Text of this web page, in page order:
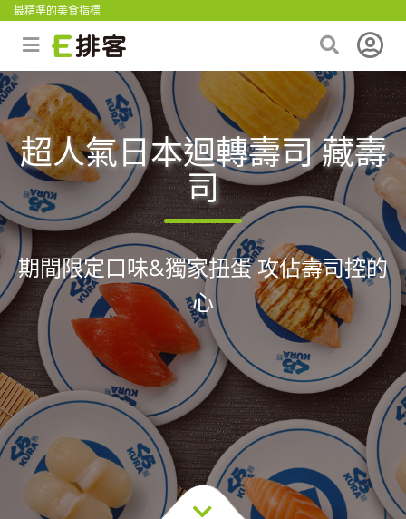
最精準的美食指標
超人氣日本迴轉壽司 藏壽
司
期間限定口味&獨家扭蛋 攻佔壽司控的
心